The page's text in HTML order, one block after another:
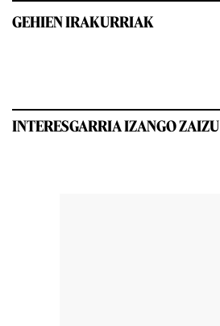
GEHIEN IRAKURRIAK
INTERESGARRIA IZANGO ZAIZU